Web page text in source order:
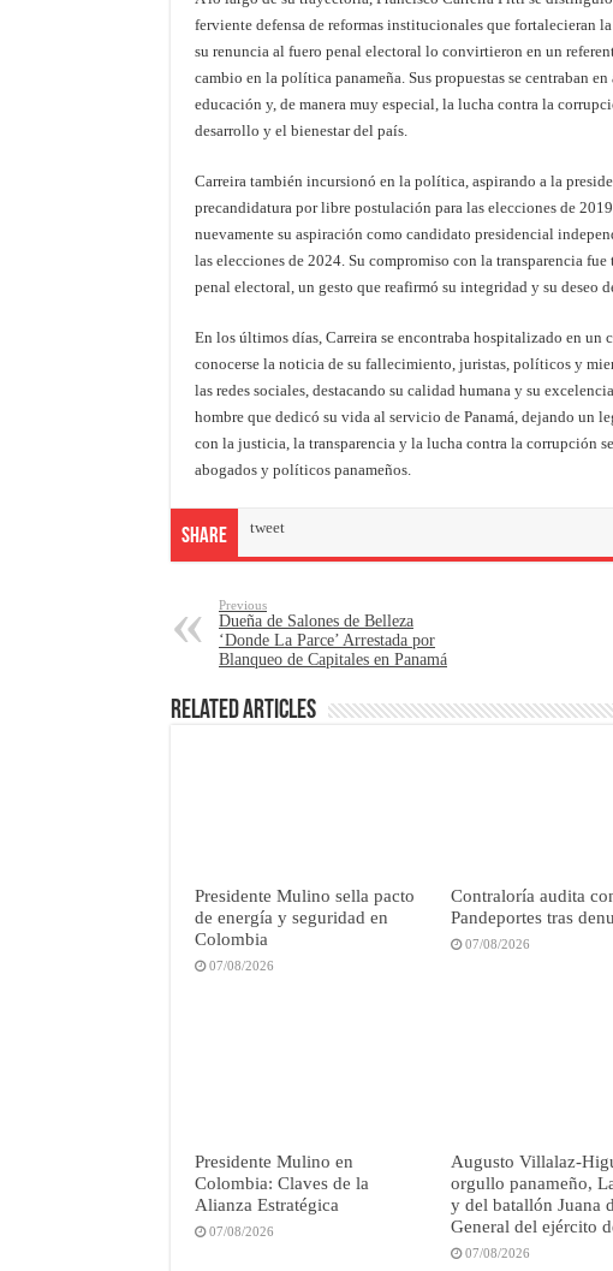
ferviente defensa de reformas institucionales que fortalecieran
su renuncia al fuero penal electoral lo convirtieron en un
cambio en la política panameña. Sus propuestas se centraban
educación y, de manera muy especial, la lucha contra la
desarrollo y el bienestar del país.
Carreira también incursionó en la política, aspirando a la
precandidatura por libre postulación para las elecciones de
nuevamente su aspiración como candidato presidencial
las elecciones de 2024. Su compromiso con la transparencia
penal electoral, un gesto que reafirmó su integridad y su deseo
En los últimos días, Carreira se encontraba hospitalizado en un
conocerse la noticia de su fallecimiento, juristas, políticos y
las redes sociales, destacando su calidad humana y su
hombre que dedicó su vida al servicio de Panamá, dejando un
con la justicia, la transparencia y la lucha contra la corrupción
abogados y políticos panameños.
Share tweet
Previous
Dueña de Salones de Belleza
‘Donde La Parce’ Arrestada por
Blanqueo de Capitales en Panamá
Related Articles
Presidente Mulino sella pacto
de energía y seguridad en
Colombia
07/08/2026
Contraloría audita
Pandeportes tras
07/08/2026
Presidente Mulino en
Colombia: Claves de la
Alianza Estratégica
07/08/2026
Augusto Villalaz-
orgullo panameño,
y del batallón Juana
General del ejército
07/08/2026